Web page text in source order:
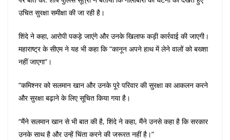
उचित सुरक्षा समीक्षा की जा रही है।
शिंदे ने कहा, आरोपी पकड़े जाएंगे और उनके खिलाफ कड़ी कार्रवाई की जाएगी।
महाराष्ट्र के सीएम ने यह भी कहा कि “कानून अपने हाथ में लेने वालों को बख्शा
नहीं जाएगा”।
“कमिश्नर को सलमान खान और उनके पूरे परिवार की सुरक्षा का आकलन करने
और सुरक्षा बढ़ाने के लिए सूचित किया गया है।
“मैंने सलमान खान से भी बात की है, शिंदे ने कहा, मैंने उनसे कहा है कि सरकार
उनके साथ है और उन्हें चिंता करने की जरूरत नहीं है।”